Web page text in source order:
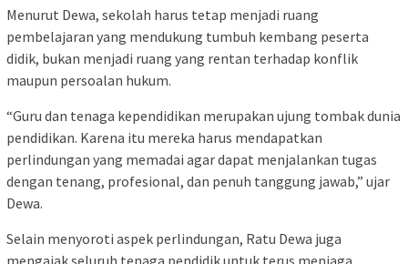
Menurut Dewa, sekolah harus tetap menjadi ruang
pembelajaran yang mendukung tumbuh kembang peserta
didik, bukan menjadi ruang yang rentan terhadap konflik
maupun persoalan hukum.
“Guru dan tenaga kependidikan merupakan ujung tombak dunia
pendidikan. Karena itu mereka harus mendapatkan
perlindungan yang memadai agar dapat menjalankan tugas
dengan tenang, profesional, dan penuh tanggung jawab,” ujar
Dewa.
Selain menyoroti aspek perlindungan, Ratu Dewa juga
mengajak seluruh tenaga pendidik untuk terus menjaga